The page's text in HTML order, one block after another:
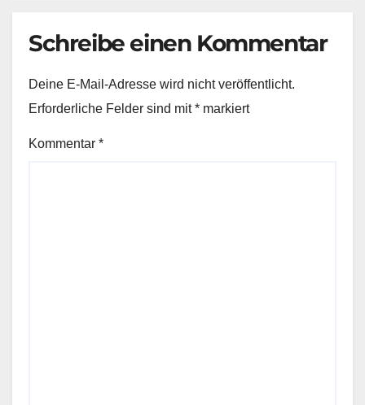
Schreibe einen Kommentar
Deine E-Mail-Adresse wird nicht veröffentlicht.
Erforderliche Felder sind mit* markiert
Kommentar *